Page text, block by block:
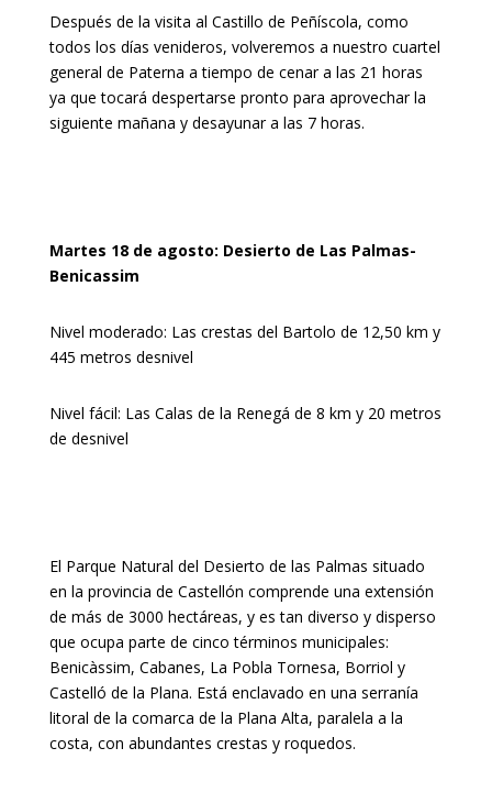
Después de la visita al Castillo de Peñíscola, como
todos los días venideros, volveremos a nuestro cuartel
general de Paterna a tiempo de cenar a las 21 horas
ya que tocará despertarse pronto para aprovechar la
siguiente mañana y desayunar a las 7 horas.
Martes 18 de agosto: Desierto de Las Palmas-
Benicassim
Nivel moderado: Las crestas del Bartolo de 12,50 km y
445 metros desnivel
Nivel fácil: Las Calas de la Renegá de 8 km y 20 metros
de desnivel
El Parque Natural del Desierto de las Palmas situado
en la provincia de Castellón comprende una extensión
de más de 3000 hectáreas, y es tan diverso y disperso
que ocupa parte de cinco términos municipales:
Benicàssim, Cabanes, La Pobla Tornesa, Borriol y
Castelló de la Plana. Está enclavado en una serranía
litoral de la comarca de la Plana Alta, paralela a la
costa, con abundantes crestas y roquedos.